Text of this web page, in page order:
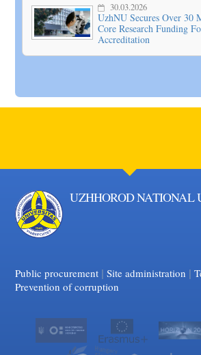
30.03.2026
UzhNU Secures Over 30
Core Research Funding
Accreditation
UZHHOROD NATIONAL
Public procurement | Site administration |
Prevention of corruption